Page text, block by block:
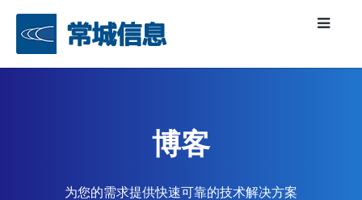
博客
为您的需求提供快速可靠的技术解决方案